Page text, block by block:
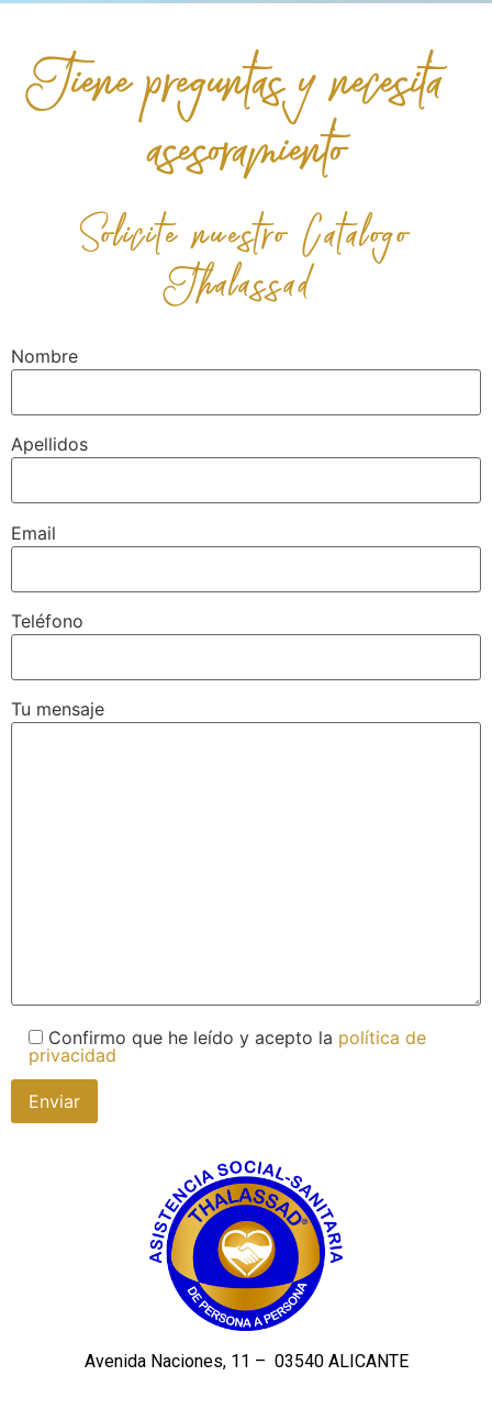
Tiene preguntas y necesita
asesoramiento
Solicite nuestro Catalogo
Thalassad
Nombre
Apellidos
Email
Teléfono
Tu mensaje
Confirmo que he leído y acepto la política de
privacidad
Avenida Naciones, 11 – 03540 ALICANTE